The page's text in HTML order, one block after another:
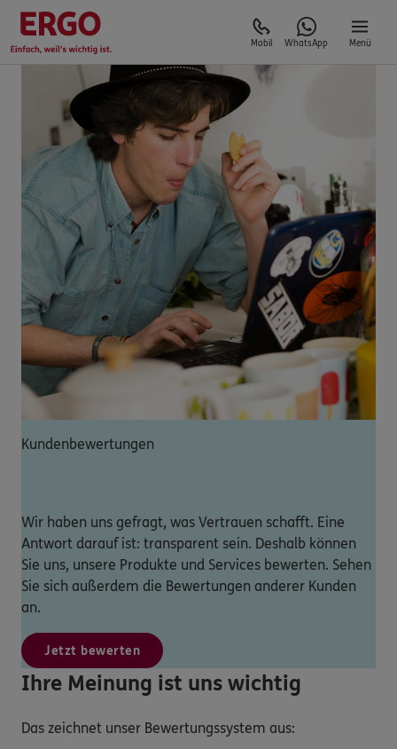
Mobil WhatsApp Menü
Kundenbewertungen
Wir haben uns gefragt, was Vertrauen schafft. Eine
Antwort darauf ist: transparent sein. Deshalb können
Sie uns, unsere Produkte und Services bewerten. Sehen
Sie sich außerdem die Bewertungen anderer Kunden
an.
Jetzt bewerten
Ihre Meinung ist uns wichtig
Das zeichnet unser Bewertungssystem aus: